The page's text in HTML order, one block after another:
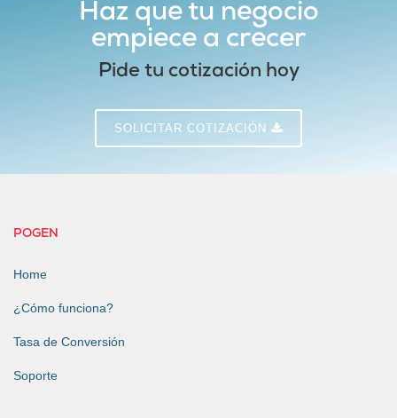
Haz que tu negocio
empiece a crecer
Pide tu cotización hoy
SOLICITAR COTIZACIÓN
POGEN
Home
¿Cómo funciona?
Tasa de Conversión
Soporte